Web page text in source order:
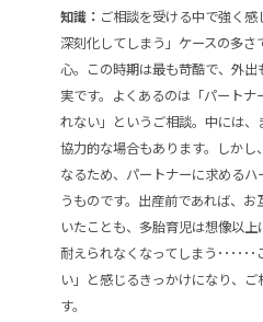
知識： ご相談を受ける中で強く
深刻化してしまう」ケースの多
心。この時期は最も苛酷で、外
実です。よくあるのは「パート
れない」というご相談。中には、
協力的な場合もあります。しか
なるため、パートナーに求める
うものです。出産前であれば、
いたことも、多胎育児は想像以上
耐えられなくなってしまう･････
い」と感じるきっかけになり、
す。